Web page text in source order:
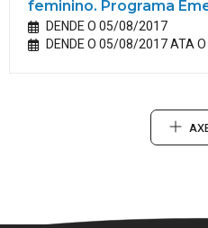
feminino. Programa
DENDE O 05/08/2017
DENDE O 05/08/2017 ATA